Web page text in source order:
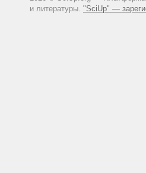
и литературы. "SciUp" —